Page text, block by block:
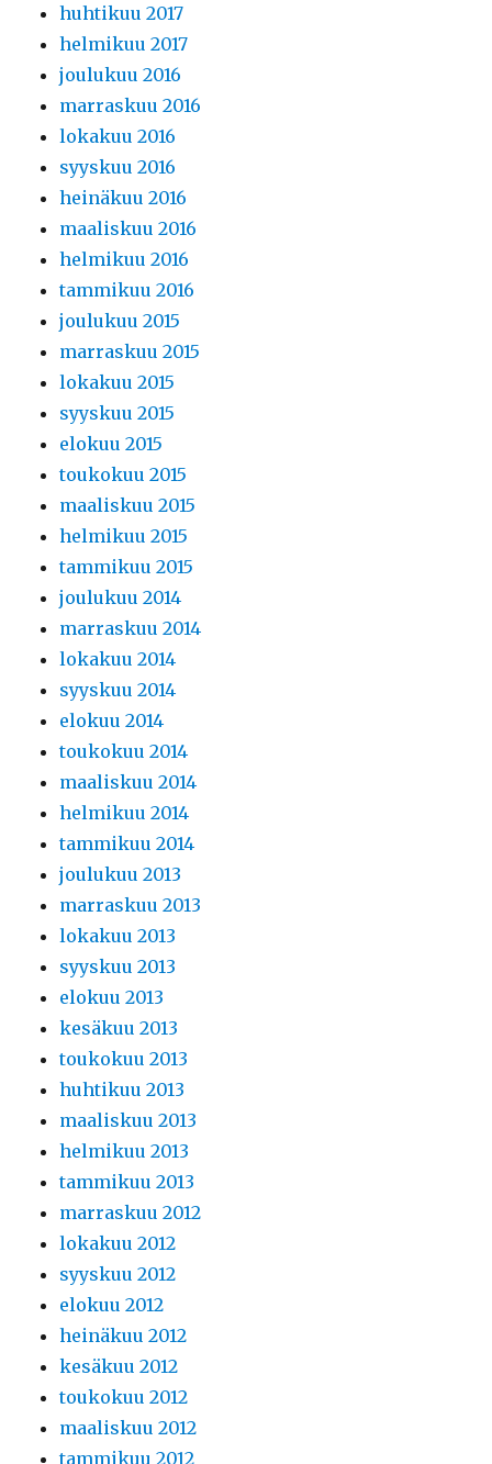
huhtikuu 2017
helmikuu 2017
joulukuu 2016
marraskuu 2016
lokakuu 2016
syyskuu 2016
heinäkuu 2016
maaliskuu 2016
helmikuu 2016
tammikuu 2016
joulukuu 2015
marraskuu 2015
lokakuu 2015
syyskuu 2015
elokuu 2015
toukokuu 2015
maaliskuu 2015
helmikuu 2015
tammikuu 2015
joulukuu 2014
marraskuu 2014
lokakuu 2014
syyskuu 2014
elokuu 2014
toukokuu 2014
maaliskuu 2014
helmikuu 2014
tammikuu 2014
joulukuu 2013
marraskuu 2013
lokakuu 2013
syyskuu 2013
elokuu 2013
kesäkuu 2013
toukokuu 2013
huhtikuu 2013
maaliskuu 2013
helmikuu 2013
tammikuu 2013
marraskuu 2012
lokakuu 2012
syyskuu 2012
elokuu 2012
heinäkuu 2012
kesäkuu 2012
toukokuu 2012
maaliskuu 2012
tammikuu 2012